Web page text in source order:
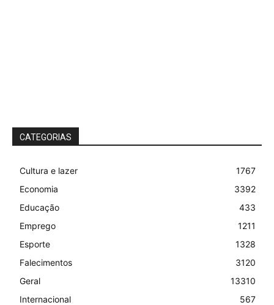
CATEGORIAS
Cultura e lazer
1767
Economia
3392
Educação
433
Emprego
1211
Esporte
1328
Falecimentos
3120
Geral
13310
Internacional
567